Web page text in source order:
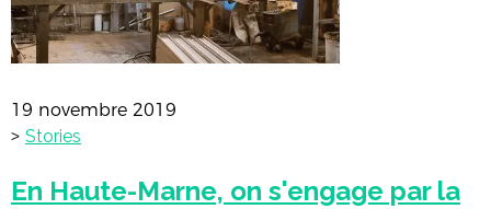
19 novembre 2019
> Stories
En Haute-Marne, on s'engage par la